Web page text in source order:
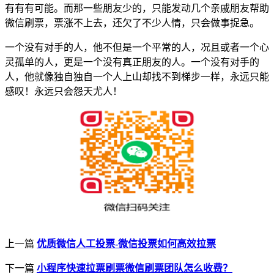
有有有可能。而那一些朋友少的，只能发动几个亲戚朋友帮助
微信刷票，票涨不上去，还欠了不少人情，只会做事捉急。
一个没有对手的人，他不但是一个平常的人，况且或者一个心
灵孤单的人，更是一个没有真正朋友的人。一个没有对手的
人，他就像独自独自一个人上山却找不到梯步一样，永远只能
感叹！永远只会怨天尤人！
上一篇 优质微信人工投票-微信投票如何高效拉票
下一篇 小程序快速拉票刷票微信刷票团队怎么收费？